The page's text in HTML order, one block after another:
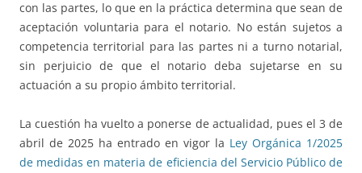
con las partes, lo que en la práctica determina que sean de
aceptación voluntaria para el notario. No están sujetos a
competencia territorial para las partes ni a turno notarial,
sin perjuicio de que el notario deba sujetarse en su
actuación a su propio ámbito territorial.
La cuestión ha vuelto a ponerse de actualidad, pues el 3 de
abril de 2025 ha entrado en vigor la Ley Orgánica 1/2025
de medidas en materia de eficiencia del Servicio Público de